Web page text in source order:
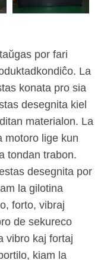
por fari
La
konata pro sia
desegnita kiel
materialon. La
motoro lige kun
tondan trabon.
desegnita por
la gilotina
forto, vibraj
de sekureco
vibro kaj fortaj
kiam la